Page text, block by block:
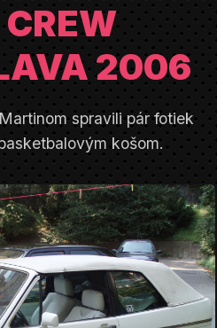
2006
spravili pár fotiek
košom.